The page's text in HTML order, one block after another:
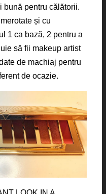
bună pentru călătorii.
și cu
1 ca bază, 2 pentru a
să fii makeup artist
de machiaj pentru
de ocazie.